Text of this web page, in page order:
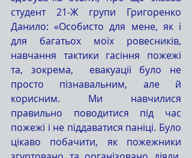
студент 21-Ж групи Григоренко
Данило: «Особисто для мене, як і
для багатьох моїх ровесників,
навчання тактики гасіння пожежі
та, зокрема,  евакуації було не
просто пізнавальним, але й
корисним. Ми навчилися
правильно поводитися під час
пожежі і не піддаватися паніці. Було
цікаво побачити, як пожежники